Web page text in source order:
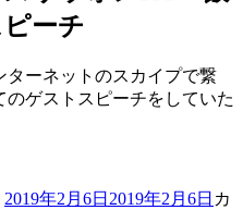
ーチ
ターネットのスカイプで繋
ゲストスピーチをしていた
2019年2月6日 2019年2月6日 カ